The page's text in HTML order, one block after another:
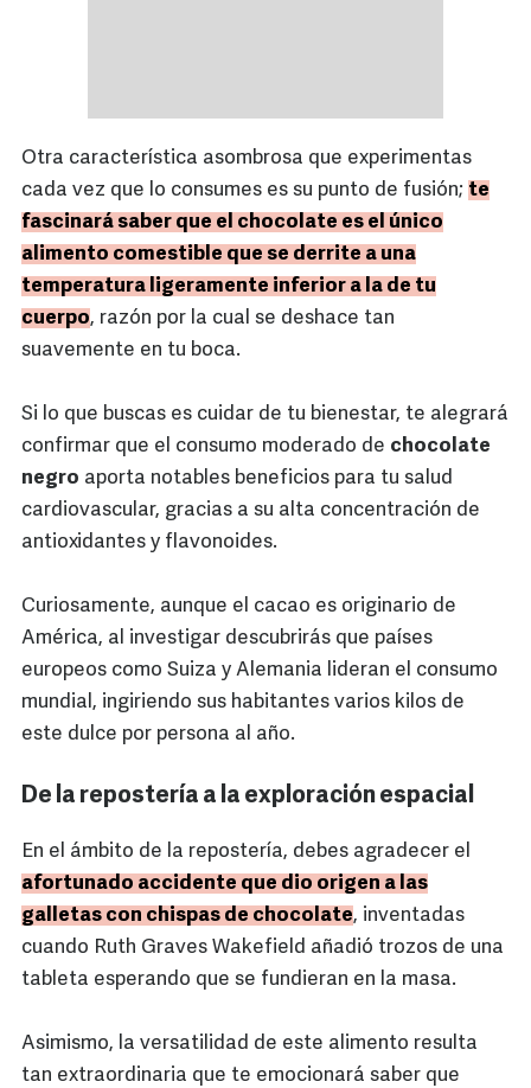
Otra característica asombrosa que experimentas
cada vez que lo consumes es su punto de fusión; te
fascinará saber que el chocolate es el único
alimento comestible que se derrite a una
temperatura ligeramente inferior a la de tu
cuerpo, razón por la cual se deshace tan
suavemente en tu boca.
Si lo que buscas es cuidar de tu bienestar, te alegrará
confirmar que el consumo moderado de chocolate
negro aporta notables beneficios para tu salud
cardiovascular, gracias a su alta concentración de
antioxidantes y flavonoides.
Curiosamente, aunque el cacao es originario de
América, al investigar descubrirás que países
europeos como Suiza y Alemania lideran el consumo
mundial, ingiriendo sus habitantes varios kilos de
este dulce por persona al año.
De la repostería a la exploración espacial
En el ámbito de la repostería, debes agradecer el
afortunado accidente que dio origen a las
galletas con chispas de chocolate, inventadas
cuando Ruth Graves Wakefield añadió trozos de una
tableta esperando que se fundieran en la masa.
Asimismo, la versatilidad de este alimento resulta
tan extraordinaria que te emocionará saber que